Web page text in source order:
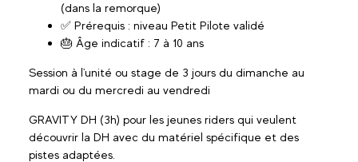
(dans la remorque)
✅ Prérequis : niveau Petit Pilote validé
🎂 Âge indicatif : 7 à 10 ans
Session à l'unité ou stage de 3 jours du dimanche au
mardi ou du mercredi au vendredi
GRAVITY DH (3h) pour les jeunes riders qui veulent
découvrir la DH avec du matériel spécifique et des
pistes adaptées.